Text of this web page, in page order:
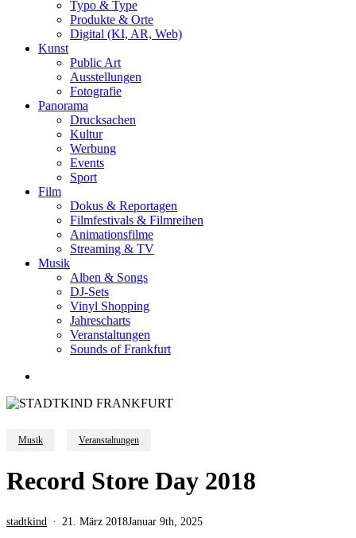
Typo & Type
Produkte & Orte
Digital (KI, AR, Web)
Kunst
Public Art
Ausstellungen
Fotografie
Panorama
Drucksachen
Kultur
Werbung
Events
Sport
Film
Dokus & Reportagen
Filmfestivals & Filmreihen
Animationsfilme
Streaming & TV
Musik
Alben & Songs
DJ-Sets
Vinyl Shopping
Jahrescharts
Veranstaltungen
Sounds of Frankfurt
Musik Veranstaltungen
Record Store Day 2018
stadtkind 21. März 2018Januar 9th, 2025